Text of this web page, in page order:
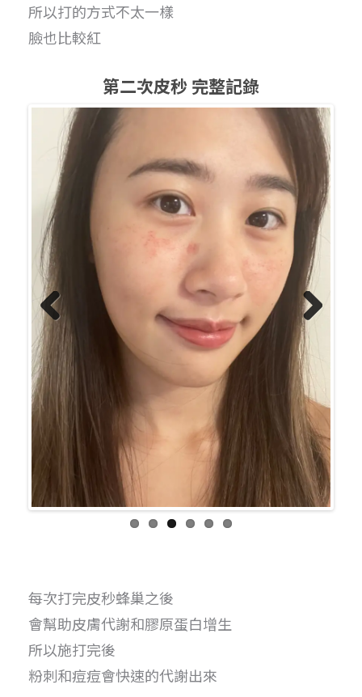
所以打的方式不太一樣
臉也比較紅
第二次皮秒 完整記錄
Previo
us
Next
每次打完皮秒蜂巢之後
會幫助皮膚代謝和膠原蛋白增生
所以施打完後
粉刺和痘痘會快速的代謝出來